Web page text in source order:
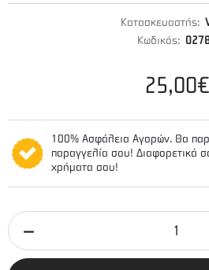
Κατασκευαστής:
Κωδικός:
25,00€
100% Ασφάλεια Αγορών. Θα
παραγγελία σου! Διαφορετικά
χρήματα σου!